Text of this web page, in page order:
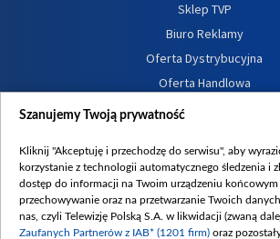
Sklep TVP
Biuro Reklamy
Oferta Dystrybucyjna
Oferta Handlowa
Dostępność
Procedura zgłoszeń
Szanujemy Twoją prywatność
Kliknij "Akceptuję i przechodzę do serwisu", aby
korzystanie z technologii automatycznego śledzenia i
dostęp do informacji na Twoim urządzeniu końcowym
przechowywanie oraz na przetwarzanie Twoich
nas, czyli Telewizję Polską S.A. w likwidacji (zwaną dalej
Zaufanych Partnerów z IAB* (1201 firm) oraz